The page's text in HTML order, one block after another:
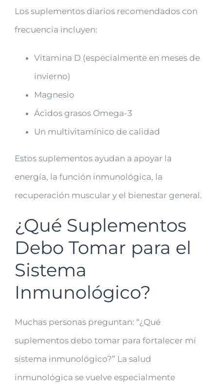
Los suplementos diarios recomendados con
frecuencia incluyen:
Vitamina D (especialmente en meses de
invierno)
Magnesio
Ácidos grasos Omega-3
Un multivitamínico de calidad
Estos suplementos ayudan a apoyar la
energía, la función inmunológica, la
recuperación muscular y el bienestar general.
¿Qué Suplementos
Debo Tomar para el
Sistema
Inmunológico?
Muchas personas preguntan: “¿Qué
suplementos debo tomar para fortalecer mi
sistema inmunológico?” La salud
inmunológica se vuelve especialmente